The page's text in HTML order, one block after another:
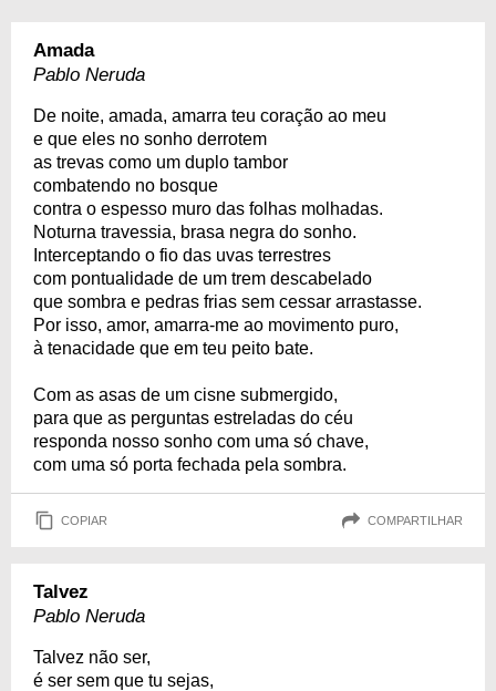
Amada
Pablo Neruda
De noite, amada, amarra teu coração ao meu
e que eles no sonho derrotem
as trevas como um duplo tambor
combatendo no bosque
contra o espesso muro das folhas molhadas.
Noturna travessia, brasa negra do sonho.
Interceptando o fio das uvas terrestres
com pontualidade de um trem descabelado
que sombra e pedras frias sem cessar arrastasse.
Por isso, amor, amarra-me ao movimento puro,
à tenacidade que em teu peito bate.
Com as asas de um cisne submergido,
para que as perguntas estreladas do céu
responda nosso sonho com uma só chave,
com uma só porta fechada pela sombra.
COPIAR COMPARTILHAR
Talvez
Pablo Neruda
Talvez não ser,
é ser sem que tu sejas,